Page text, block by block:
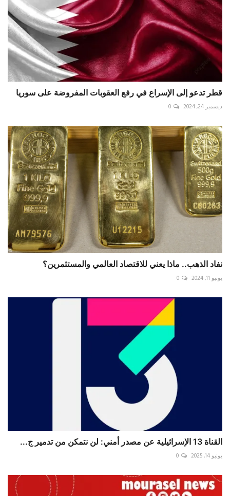
قطر تدعو إلى الإسراع في رفع العقوبات المفروضة على سوريا
ديسمبر 24, 2024 0
نفاد الذهب.. ماذا يعني للاقتصاد العالمي والمستثمرين؟
يونيو 11, 2024 0
القناة 13 الإسرائيلية عن مصدر أمني: لن نتمكن من تدمير ج...
يونيو 14, 2025 0